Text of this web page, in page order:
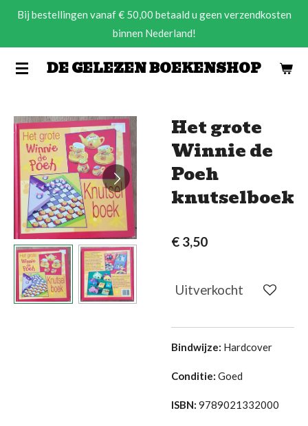
Ga
de
DE GELEZEN BOEKENSHOP
Bij bestellingen vanaf € 50,00 betaald u geen verzendkosten
binnen Nederland!
Het grote
Winnie de
Poeh
knutselboek
€ 3,50
Uitverkocht
Bindwijze: Hardcover
Conditie: Goed
ISBN: 9789021332000